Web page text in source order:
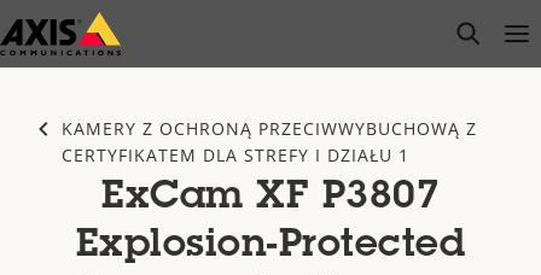
Przejdź
do
open
KAMERY Z OCHRONĄ PRZECIWWYBUCHOWĄ Z
CERTYFIKATEM DLA STREFY I DZIAŁU 1
ExCam XF P3807
Explosion-Protected